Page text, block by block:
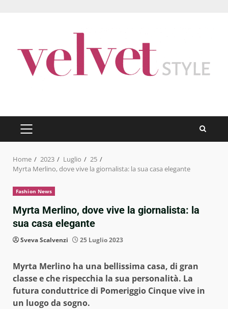
PRIMARY
MENU
Home 2023 Luglio
25
Myrta Merlino, dove vive la giornalista: la sua casa elegante
Fashion News
Myrta Merlino, dove vive la giornalista: la
sua casa elegante
Sveva Scalvenzi 25 Luglio 2023
Myrta Merlino ha una bellissima casa, di gran
classe e che rispecchia la sua personalità. La
futura conduttrice di Pomeriggio Cinque vive in
un luogo da sogno.